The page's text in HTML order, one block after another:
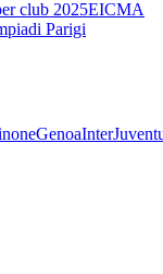
club 2025EICMA
Parigi
GenoaInter